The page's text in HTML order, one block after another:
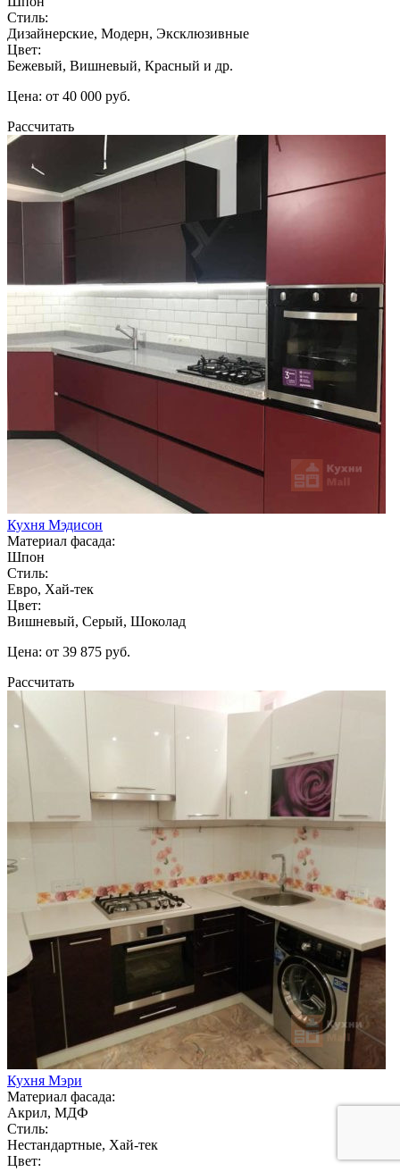
Стиль:
Дизайнерские, Модерн, Эксклюзивные
Цвет:
Бежевый, Вишневый, Красный и др.
Цена: от 40 000 руб.
Рассчитать
Кухня Мэдисон
Материал фасада:
Шпон
Стиль:
Евро, Хай-тек
Цвет:
Вишневый, Серый, Шоколад
Цена: от 39 875 руб.
Рассчитать
Кухня Мэри
Материал фасада:
Акрил, МДФ
Стиль:
Нестандартные, Хай-тек
Цвет: